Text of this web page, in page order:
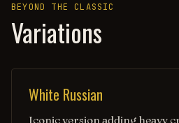
BEYOND THE CLASSIC
Variations
White Russian
Iconic version adding heavy